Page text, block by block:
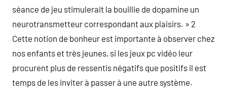
séance de jeu stimulerait la bouillie de dopamine un
neurotransmetteur correspondant aux plaisirs. » 2
Cette notion de bonheur est importante à observer chez
nos enfants et très jeunes, si les jeux pc vidéo leur
procurent plus de ressentis négatifs que positifs il est
temps de les inviter à passer à une autre système.